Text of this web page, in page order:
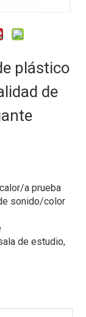
plástico
de
a prueba
sonido/color
de estudio,